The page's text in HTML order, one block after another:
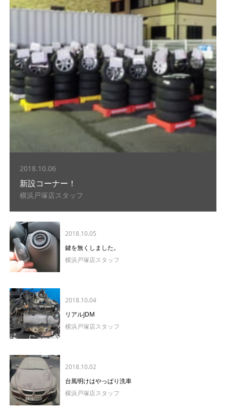
2018.10.06
新設コーナー！
横浜戸塚店スタッフ
2018.10.05
鍵を無くしました。
横浜戸塚店スタッフ
2018.10.04
リアルJDM
横浜戸塚店スタッフ
2018.10.02
台風明けはやっぱり洗車
横浜戸塚店スタッフ